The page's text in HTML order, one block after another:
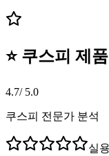
⭐ 쿠스피 제
4.7/ 5.0
쿠스피 전문가 분석
실